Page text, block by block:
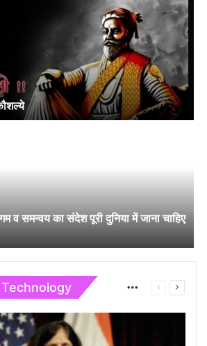
व समन्वय का संदेश पूरी दुनिया में जाना चाहिए
More Previous